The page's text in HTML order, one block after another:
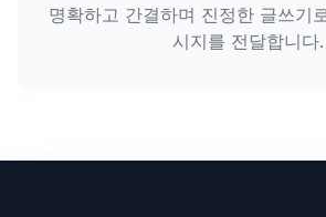
명확하고 간결하며 진정한 글쓰기
시지를 전달합니다.